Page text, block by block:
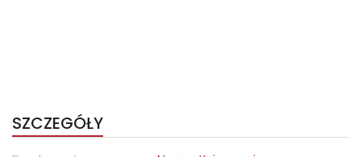
SZCZEGÓŁY